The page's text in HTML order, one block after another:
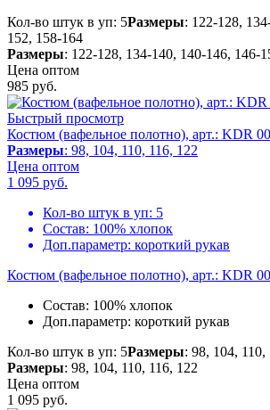
Кол-во штук в уп: 5Размеры: 122-128,
152, 158-164
Размеры: 122-128, 134-140, 140-146, 146-
Цена оптом
985 руб.
Быстрый просмотр
Костюм (вафельное полотно), арт.: KDR
Размеры: 98, 104, 110, 116, 122
Цена оптом
1 095 руб.
Кол-во штук в уп: 5
Состав: 100% хлопок
Доп.параметр: короткий рукав
Костюм (вафельное полотно), арт.: KDR
Состав: 100% хлопок
Доп.параметр: короткий рукав
Кол-во штук в уп: 5Размеры: 98, 104, 110,
Размеры: 98, 104, 110, 116, 122
Цена оптом
1 095 руб.